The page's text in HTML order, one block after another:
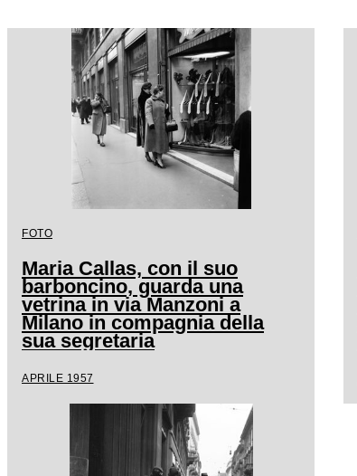
FOTO
Maria Callas, con il suo
barboncino, guarda una
vetrina in via Manzoni a
Milano in compagnia della
sua segretaria
APRILE 1957